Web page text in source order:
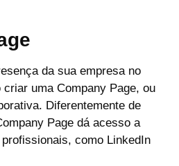
da sua empresa no
uma Company Page, ou
Diferentemente de
Page dá acesso a
como LinkedIn